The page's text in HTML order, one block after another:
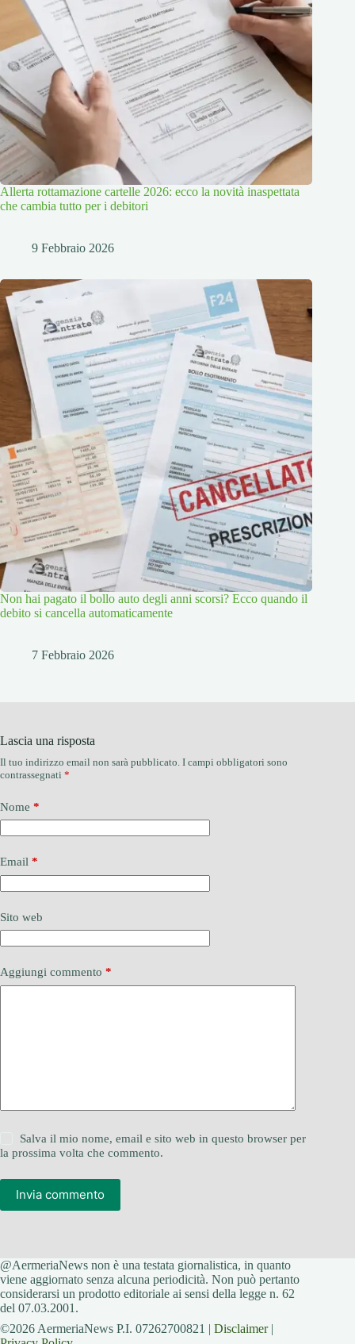
Allerta rottamazione cartelle 2026: ecco la novità inaspettata
che cambia tutto per i debitori
9 Febbraio 2026
Non hai pagato il bollo auto degli anni scorsi? Ecco quando il
debito si cancella automaticamente
7 Febbraio 2026
Lascia una risposta
Il tuo indirizzo email non sarà pubblicato. I campi obbligatori sono
contrassegnati *
Nome *
Email *
Sito web
Aggiungi commento *
Salva il mio nome, email e sito web in questo browser per
la prossima volta che commento.
Invia commento
@AermeriaNews non è una testata giornalistica, in quanto
viene aggiornato senza alcuna periodicità. Non può pertanto
considerarsi un prodotto editoriale ai sensi della legge n. 62
del 07.03.2001.
©2026 AermeriaNews P.I. 07262700821 | Disclaimer|